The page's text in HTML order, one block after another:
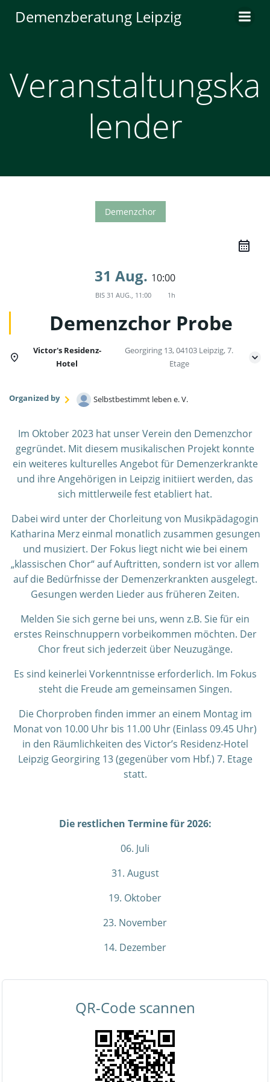
Inhalt
Demenzberatung Leipzig
Veranstaltungska
lender
Demenzchor
31 Aug. 10:00
BIS 31 AUG., 11:00 1h
Demenzchor Probe
Victor's Residenz-
Hotel
Georgiring 13, 04103 Leipzig, 7.
Etage
Organized by Selbstbestimmt leben e. V.
Im Oktober 2023 hat unser Verein den Demenzchor
gegründet. Mit diesem musikalischen Projekt konnte
ein weiteres kulturelles Angebot für Demenzerkrankte
und ihre Angehörigen in Leipzig initiiert werden, das
sich mittlerweile fest etabliert hat.
Dabei wird unter der Chorleitung von Musikpädagogin
Katharina Merz einmal monatlich zusammen gesungen
und musiziert. Der Fokus liegt nicht wie bei einem
„klassischen Chor“ auf Auftritten, sondern ist vor allem
auf die Bedürfnisse der Demenzerkrankten ausgelegt.
Gesungen werden Lieder aus früheren Zeiten.
Melden Sie sich gerne bei uns, wenn z.B. Sie für ein
erstes Reinschnuppern vorbeikommen möchten. Der
Chor freut sich jederzeit über Neuzugänge.
Es sind keinerlei Vorkenntnisse erforderlich. Im Fokus
steht die Freude am gemeinsamen Singen.
Die Chorproben finden immer an einem Montag im
Monat von 10.00 Uhr bis 11.00 Uhr (Einlass 09.45 Uhr)
in den Räumlichkeiten des Victor’s Residenz-Hotel
Leipzig Georgiring 13 (gegenüber vom Hbf.) 7. Etage
statt.
Die restlichen Termine für 2026:
06. Juli
31. August
19. Oktober
23. November
14. Dezember
QR-Code scannen